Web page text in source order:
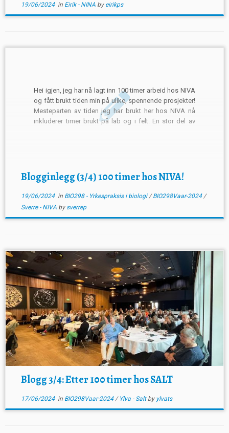
19/06/2024in Eirik - NINA by eirikps
Hei igjen, jeg har nå lagt inn 100 timer arbeid hos NIVA
og fått brukt tiden min på ulike, spennende prosjekter!
Mesteparten av tiden jeg har brukt her hos NIVA nå
inkluderer timer brukt på lab og i felt. En stor del av
Blogginlegg (3/4) 100 timer hos NIVA!
19/06/2024in BIO298 - Yrkespraksis i biologi/BIO298Vaar-2024/
Sverre - NIVA by sverrep
Blogg 3/4: Etter 100 timer hos SALT
17/06/2024in BIO298Vaar-2024/ Ylva - Salt by ylvats